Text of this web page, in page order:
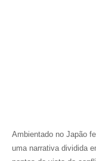
Ambientado no Japão
uma narrativa dividida